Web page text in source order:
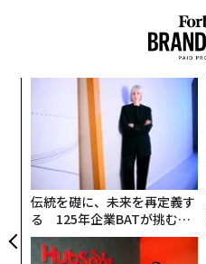
伝統を礎に、未来を再定義す
る 125年企業BATが挑むス
モークレスな未来